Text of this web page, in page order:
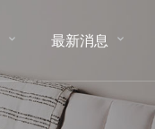
最新消息